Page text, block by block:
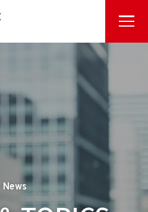
News